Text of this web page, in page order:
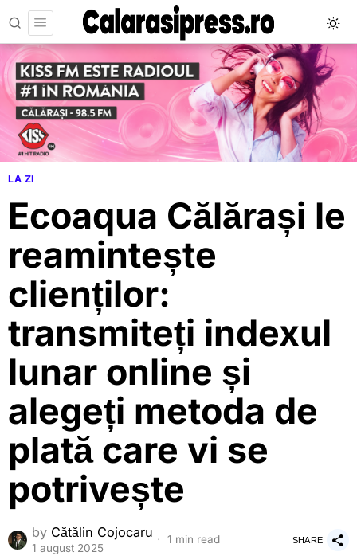
LA ZI
Ecoaqua Călărași le
reamintește
clienților:
transmiteți indexul
lunar online și
alegeți metoda de
plată care vi se
potrivește
by Cătălin Cojocaru
1 august 2025
1 min read SHARE